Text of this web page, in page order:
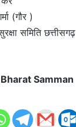
(गौर )
समिति छत्तीसगढ़
Bharat Samman